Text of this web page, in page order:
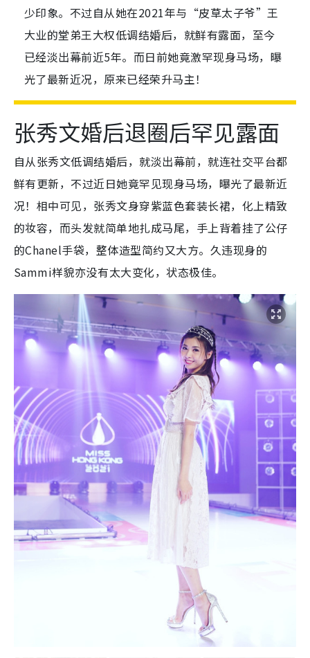
少印象。不过自从她在2021年与“皮草太子爷”王
大业的堂弟王大权低调结婚后，就鲜有露面，至今
已经淡出幕前近5年。而日前她竟激罕现身马场，曝
光了最新近况，原来已经荣升马主！
张秀文婚后退圈后罕见露面
自从张秀文低调结婚后，就淡出幕前，就连社交平台都
鲜有更新，不过近日她竟罕见现身马场，曝光了最新近
况！相中可见，张秀文身穿紫蓝色套装长裙，化上精致
的妆容，而头发就简单地扎成马尾，手上背着挂了公仔
的Chanel手袋，整体造型简约又大方。久违现身的
Sammi样貌亦没有太大变化，状态极佳。